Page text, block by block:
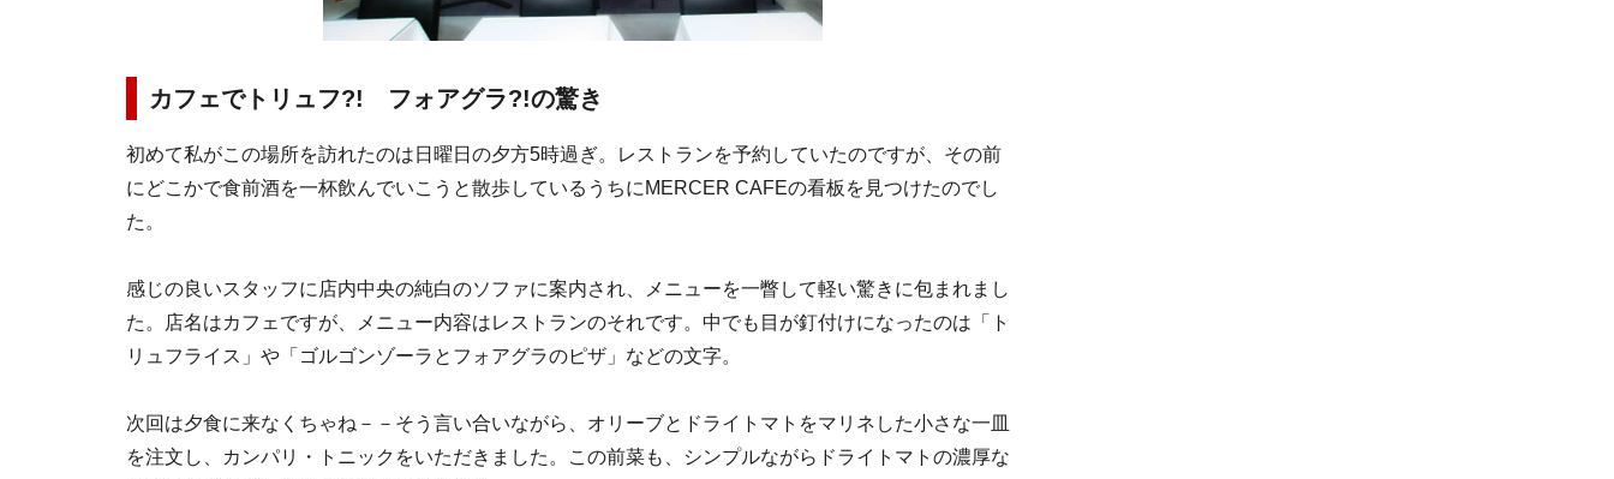
カフェでトリュフ?! フォアグラ?!の驚き
初めて私がこの場所を訪れたのは日曜日の夕方5時過ぎ。レストランを予約していたのですが、その前
にどこかで食前酒を一杯飲んでいこうと散歩しているうちにMERCER CAFEの看板を見つけたのでし
た。
感じの良いスタッフに店内中央の純白のソファに案内され、メニューを一瞥して軽い驚きに包まれまし
た。店名はカフェですが、メニュー内容はレストランのそれです。中でも目が釘付けになったのは「ト
リュフライス」や「ゴルゴンゾーラとフォアグラのピザ」などの文字。
次回は夕食に来なくちゃね－－そう言い合いながら、オリーブとドライトマトをマリネした小さな一皿
を注文し、カンパリ・トニックをいただきました。この前菜も、シンプルながらドライトマトの濃厚な